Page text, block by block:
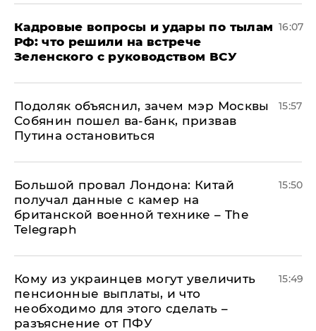
Кадровые вопросы и удары по тылам
РФ: что решили на встрече
Зеленского с руководством ВСУ
16:07
Подоляк объяснил, зачем мэр Москвы
Собянин пошел ва-банк, призвав
Путина остановиться
15:57
Большой провал Лондона: Китай
получал данные с камер на
британской военной технике – The
Telegraph
15:50
Кому из украинцев могут увеличить
пенсионные выплаты, и что
необходимо для этого сделать –
разъяснение от ПФУ
15:49